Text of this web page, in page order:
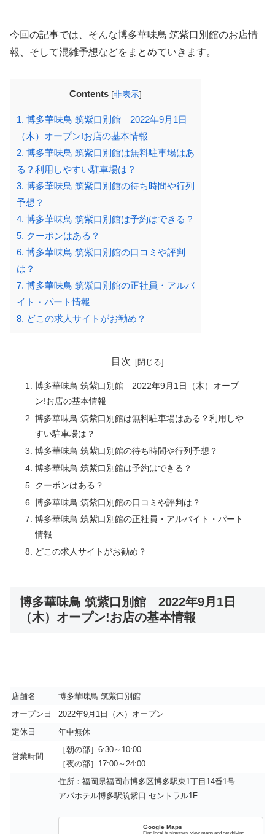
今回の記事では、そんな博多華味鳥 筑紫口別館のお店情
報、そして混雑予想などをまとめていきます。
Contents [非表示]
1. 博多華味鳥 筑紫口別館 2022年9月1日
（木）オープン!お店の基本情報
2. 博多華味鳥 筑紫口別館は無料駐車場はあ
る？利用しやすい駐車場は？
3. 博多華味鳥 筑紫口別館の待ち時間や行列
予想？
4. 博多華味鳥 筑紫口別館は予約はできる？
5. クーポンはある？
6. 博多華味鳥 筑紫口別館の口コミや評判
は？
7. 博多華味鳥 筑紫口別館の正社員・アルバ
イト・パート情報
8. どこの求人サイトがお勧め？
目次
博多華味鳥 筑紫口別館 2022年9月1日（木）オープ
ン!お店の基本情報
博多華味鳥 筑紫口別館は無料駐車場はある？利用しや
すい駐車場は？
博多華味鳥 筑紫口別館の待ち時間や行列予想？
博多華味鳥 筑紫口別館は予約はできる？
クーポンはある？
博多華味鳥 筑紫口別館の口コミや評判は？
博多華味鳥 筑紫口別館の正社員・アルバイト・パート
情報
どこの求人サイトがお勧め？
博多華味鳥 筑紫口別館 2022年9月1日
（木）オープン!お店の基本情報
店舗名
博多華味鳥 筑紫口別館
オープン日
2022年9月1日（木）オープン
定休日
年中無休
営業時間
［朝の部］6:30～10:00
［夜の部］17:00～24:00
住所：福岡県福岡市博多区博多駅東1丁目14番1号
アパホテル博多駅筑紫口 セントラル1F
Google Maps